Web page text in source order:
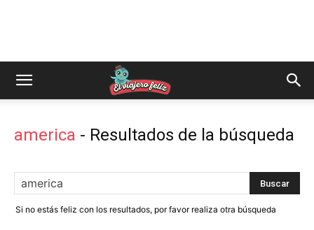
america - Resultados de la búsqueda
Si no estás feliz con los resultados, por favor realiza otra búsqueda